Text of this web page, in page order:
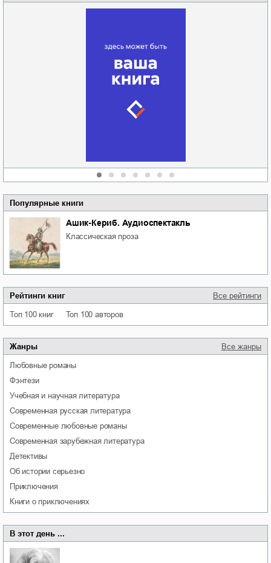
Популярные книги
Ашик-Кериб. Аудиоспектакль
классическая проза
Рейтинги книг Все рейтинги
Топ 100 книг Топ 100 авторов
Жанры Все жанры
любовные романы
фэнтези
учебная и научная литература
современная русская литература
современные любовные романы
современная зарубежная литература
детективы
об истории серьезно
приключения
книги о приключениях
В этот день ...